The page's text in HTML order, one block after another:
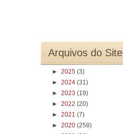
Arquivos do Site
► 2025 (3)
► 2024 (31)
► 2023 (19)
► 2022 (20)
► 2021 (7)
► 2020 (258)